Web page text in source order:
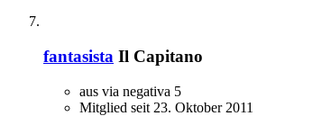
fantasista Il Capitano
aus via negativa 5
Mitglied seit 23. Oktober 2011